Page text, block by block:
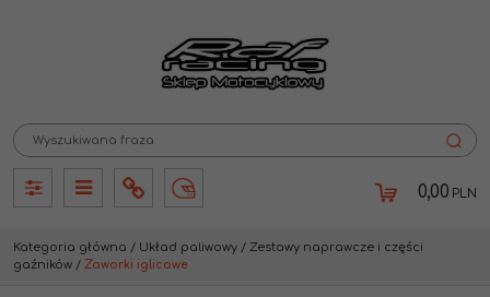
PanelPanelInfo Lang 0,00 PLN
Kategoria główna / Układ paliwowy / Zestawy naprawcze i części
gaźników / Zaworki iglicowe